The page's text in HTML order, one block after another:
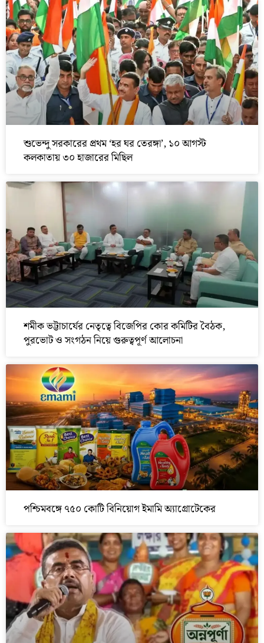
শুভেন্দু সরকারের প্রথম ‘হর ঘর তেরঙ্গা’, ১০ আগস্ট
কলকাতায় ৩০ হাজারের মিছিল
শমীক ভট্টাচার্যের নেতৃত্বে বিজেপির কোর কমিটির বৈঠক,
পুরভোট ও সংগঠন নিয়ে গুরুত্বপূর্ণ আলোচনা
পশ্চিমবঙ্গে ৭৫০ কোটি বিনিয়োগ ইমামি অ্যাগ্রোটেকের